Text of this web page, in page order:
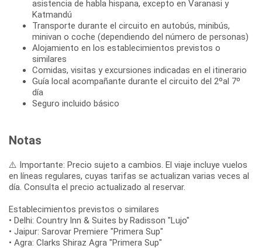
asistencia de habla hispana, excepto en Varanasi y
Katmandú
Transporte durante el circuito en autobús, minibús,
minivan o coche (dependiendo del número de personas)
Alojamiento en los establecimientos previstos o
similares
Comidas, visitas y excursiones indicadas en el itinerario
Guía local acompañante durante el circuito del 2ºal 7º
día
Seguro incluido básico
Notas
⚠️ Importante: Precio sujeto a cambios. El viaje incluye vuelos
en líneas regulares, cuyas tarifas se actualizan varias veces al
día. Consulta el precio actualizado al reservar.
Establecimientos previstos o similares
• Delhi: Country Inn & Suites by Radisson "Lujo"
• Jaipur: Sarovar Premiere "Primera Sup"
• Agra: Clarks Shiraz Agra "Primera Sup"